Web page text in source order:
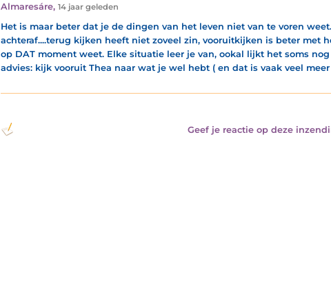
Almaresáre, 14 jaar geleden
Het is maar beter dat je de dingen van het leven niet van te voren
achteraf....terug kijken heeft niet zoveel zin, vooruitkijken is beter met
op DAT moment weet. Elke situatie leer je van, ookal lijkt het soms
advies: kijk vooruit Thea naar wat je wel hebt ( en dat is vaak veel
Geef je reactie op deze